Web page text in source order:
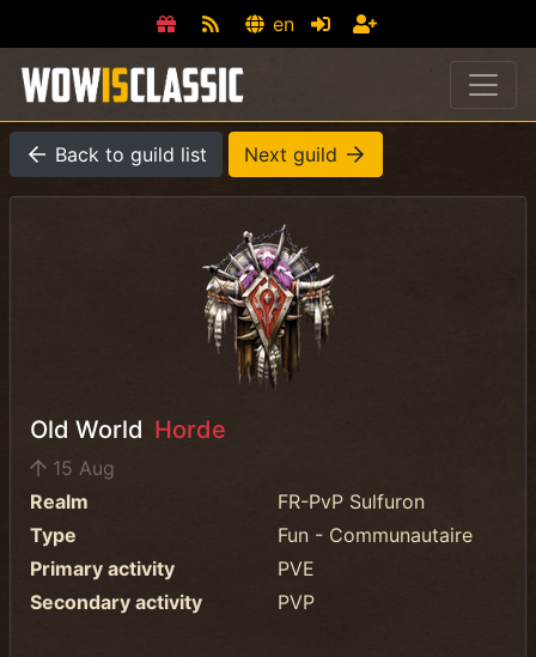
en
Back to guild list Next guild
Old World Horde
15 Aug
Realm
FR-PvP Sulfuron
Type
Fun - Communautaire
Primary activity
PVE
Secondary activity
PVP